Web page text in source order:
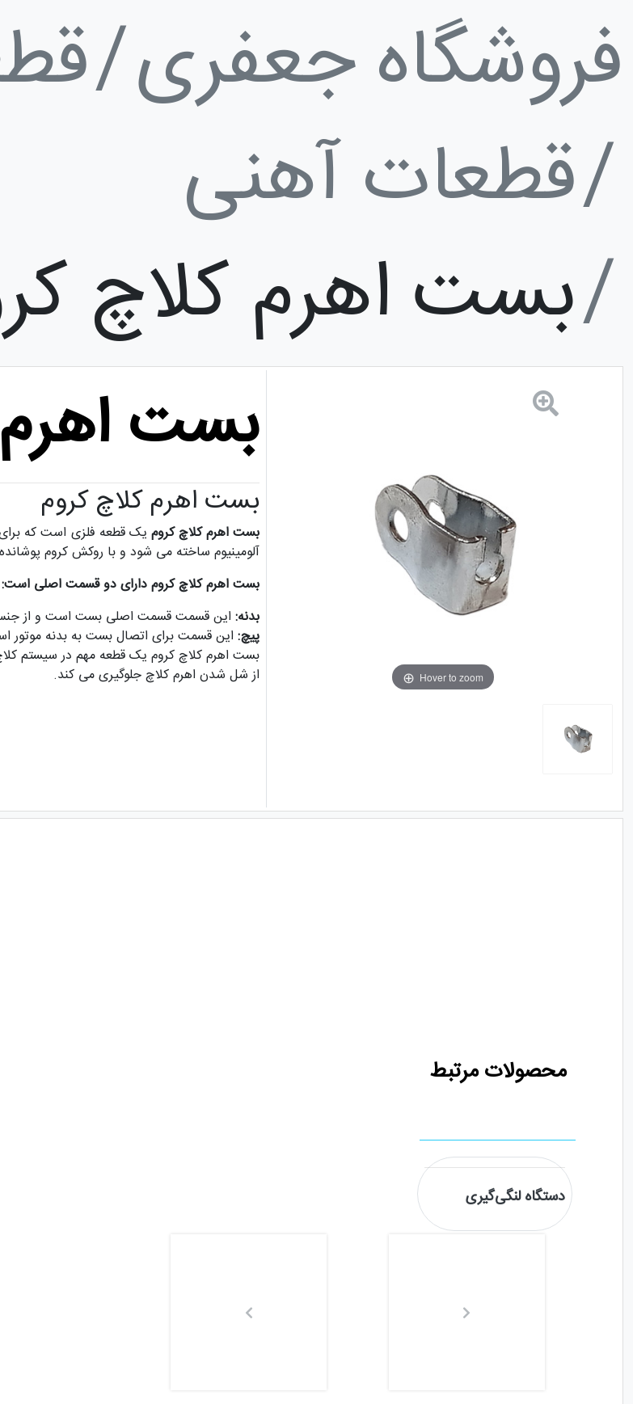
فروشگاه جعفری
قطعات آهنی
بست اهرم کلاچ
Hover to zoom
بست
بست اهرم کلاچ کروم
بست اهرم کلاچ کروم یک قطعه فلزی است که برای
آلومینیوم ساخته می شود و با روکش کروم
بست اهرم کلاچ کروم دارای دو قسمت اصلی است:
بدنه: این قسمت قسمت اصلی بست است و از جنس
پیچ: این قسمت برای اتصال بست به بدنه موتور
بست اهرم کلاچ کروم یک قطعه مهم در سیستم
از شل شدن اهرم کلاچ جلوگیری می کند.
محصولات مرتبط